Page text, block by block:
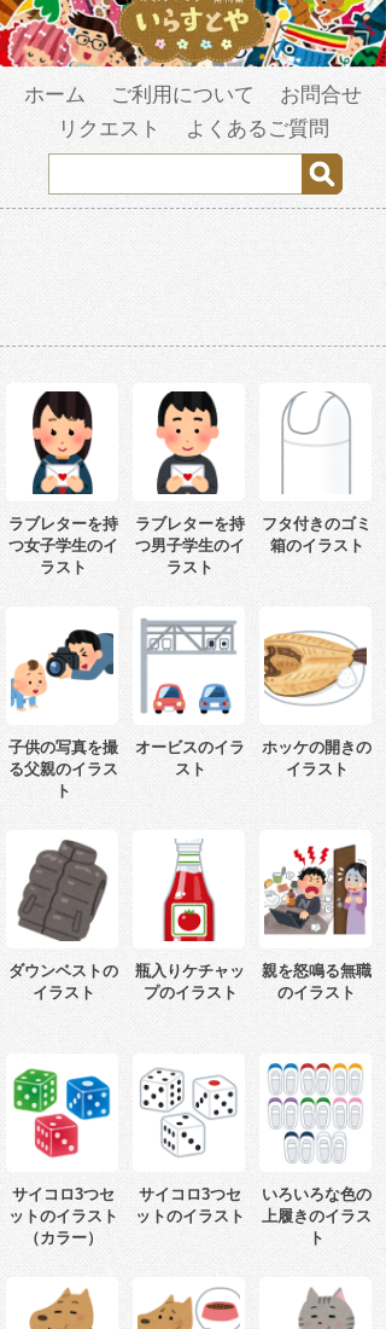
ホーム ご利用について
お問合せ
リクエスト
よくあるご質問
ラブレターを持
つ女子学生のイ
ラスト
ラブレターを持
つ男子学生のイ
ラスト
フタ付きのゴミ
箱のイラスト
子供の写真を撮
る父親のイラス
ト
オービスのイラ
スト
ホッケの開きの
イラスト
ダウンベストの
イラスト
瓶入りケチャッ
プのイラスト
親を怒鳴る無職
のイラスト
サイコロ3つセ
ットのイラスト
（カラー）
サイコロ3つセ
ットのイラスト
いろいろな色の
上履きのイラス
ト